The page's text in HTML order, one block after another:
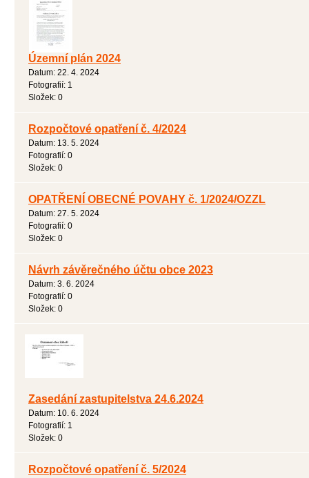
Územní plán 2024
Datum: 22. 4. 2024
Fotografií: 1
Složek: 0
Rozpočtové opatření č. 4/2024
Datum: 13. 5. 2024
Fotografií: 0
Složek: 0
OPATŘENÍ OBECNÉ POVAHY č. 1/2024/OZZL
Datum: 27. 5. 2024
Fotografií: 0
Složek: 0
Návrh závěrečného účtu obce 2023
Datum: 3. 6. 2024
Fotografií: 0
Složek: 0
Zasedání zastupitelstva 24.6.2024
Datum: 10. 6. 2024
Fotografií: 1
Složek: 0
Rozpočtové opatření č. 5/2024